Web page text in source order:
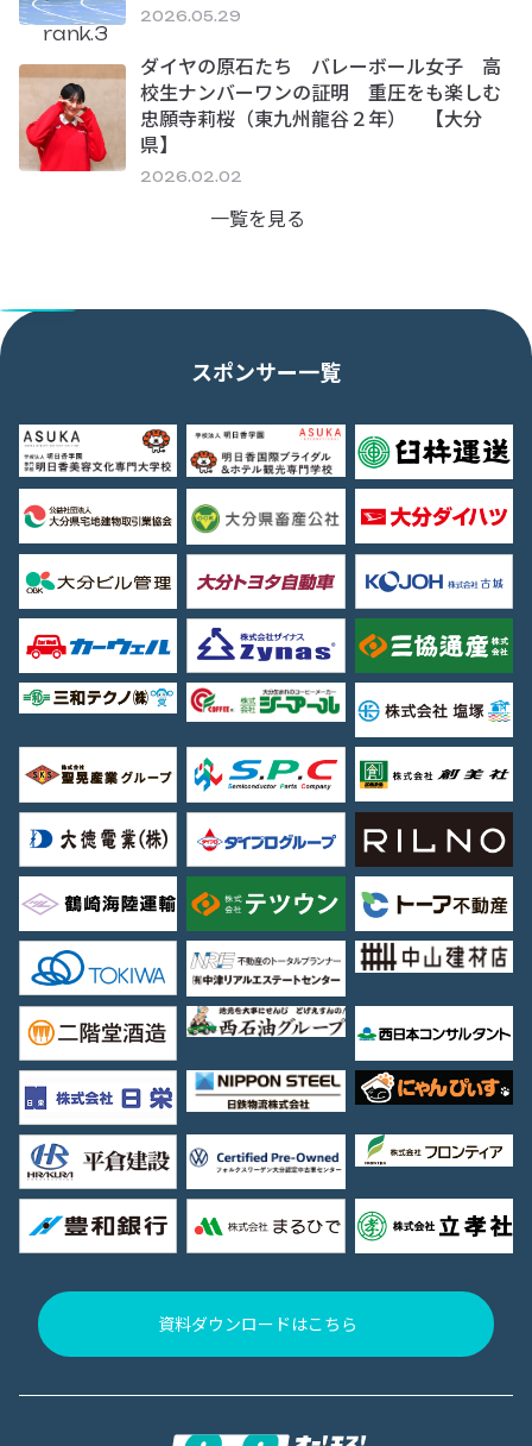
2026.05.29
rank.3
ダイヤの原石たち バレーボール女子 高
校生ナンバーワンの証明 重圧をも楽しむ
忠願寺莉桜（東九州龍谷２年） 【大分
県】
2026.02.02
一覧を見る
スポンサー一覧
資料ダウンロードはこちら